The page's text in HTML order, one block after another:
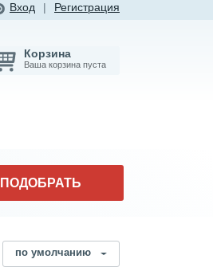
Вход Регистрация
Корзина
Ваша корзина пуста
ПОДОБРАТЬ
по умолчанию